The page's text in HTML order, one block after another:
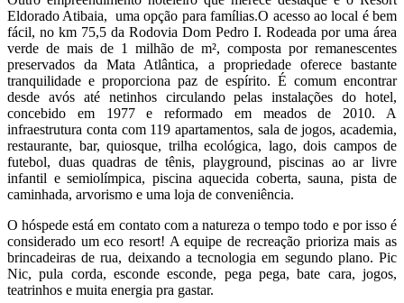
Eldorado Atibaia, uma opção para famílias.O acesso ao local é bem
fácil, no km 75,5 da Rodovia Dom Pedro I. Rodeada por uma área
verde de mais de 1 milhão de m², composta por remanescentes
preservados da Mata Atlântica, a propriedade oferece bastante
tranquilidade e proporciona paz de espírito. É comum encontrar
desde avós até netinhos circulando pelas instalações do hotel,
concebido em 1977 e reformado em meados de 2010. A
infraestrutura conta com 119 apartamentos, sala de jogos, academia,
restaurante, bar, quiosque, trilha ecológica, lago, dois campos de
futebol, duas quadras de tênis, playground, piscinas ao ar livre
infantil e semiolímpica, piscina aquecida coberta, sauna, pista de
caminhada, arvorismo e uma loja de conveniência.
O hóspede está em contato com a natureza o tempo todo e por isso é
considerado um eco resort! A equipe de recreação prioriza mais as
brincadeiras de rua, deixando a tecnologia em segundo plano. Pic
Nic, pula corda, esconde esconde, pega pega, bate cara, jogos,
teatrinhos e muita energia pra gastar.